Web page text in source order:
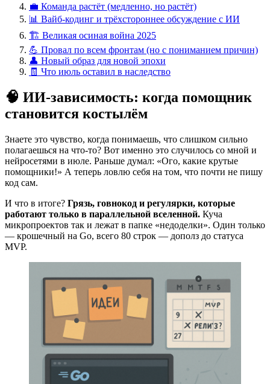
💼 Команда растёт (медленно, но растёт)
📊 Вайб-кодинг и трёхстороннее обсуждение с ИИ
🏗 Великая осиная война 2025
💪 Провал по всем фронтам (но с пониманием причин)
👤 Новый образ для новой эпохи
🧾 Что июль оставил в наследство
🧠 ИИ-зависимость: когда помощник
становится костылём
Знаете это чувство, когда понимаешь, что слишком сильно
полагаешься на что-то? Вот именно это случилось со мной и
нейросетями в июле. Раньше думал: «Ого, какие крутые
помощники!» А теперь ловлю себя на том, что почти не пишу
код сам.
И что в итоге? Грязь, говнокод и регулярки, которые
работают только в параллельной вселенной. Куча
микропроектов так и лежат в папке «недоделки». Один только
— крошечный на Go, всего 80 строк — дополз до статуса
MVP.